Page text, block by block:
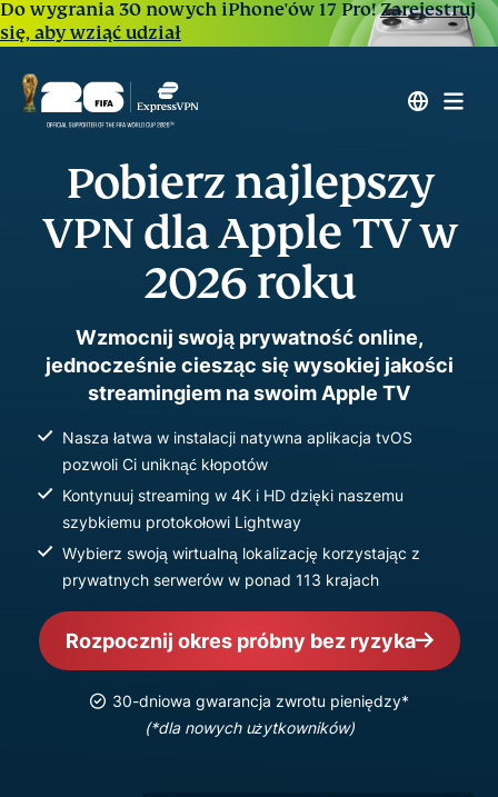
Do wygrania 30 nowych iPhone'ów 17 Pro!Zarejestruj
się, aby wziąć udział
Pobierz najlepszy
VPN dla Apple TV w
2026 roku
Wzmocnij swoją prywatność online,
jednocześnie ciesząc się wysokiej jakości
streamingiem na swoim Apple TV
Nasza łatwa w instalacji natywna aplikacja tvOS
pozwoli Ci uniknąć kłopotów
Kontynuuj streaming w 4K i HD dzięki naszemu
szybkiemu protokołowi Lightway
Wybierz swoją wirtualną lokalizację korzystając z
prywatnych serwerów w ponad 113 krajach
Rozpocznij okres próbny bez ryzyka
30-dniowa gwarancja zwrotu pieniędzy*
(*dla nowych użytkowników)